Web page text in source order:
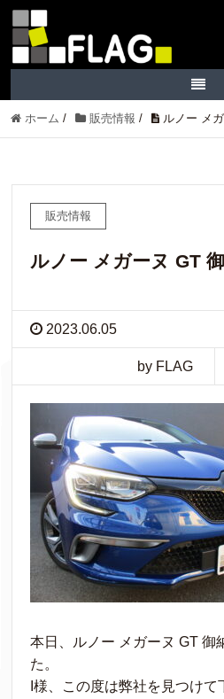
ホーム / 販売情報 / ルノー メ
販売情報
ルノー メガーヌ GT
2023.06.05
by FLAG
本日、ルノー メガーヌ GT 御
た。
I様、この度は弊社を見つけ